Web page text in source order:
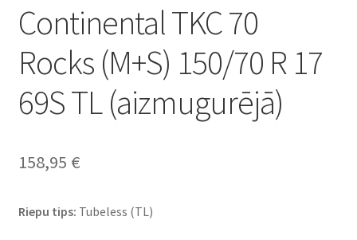
Continental TKC 70
Rocks (M+S) 150/70 R 17
69S TL (aizmugurējā)
158,95 €
Riepu tips: Tubeless (TL)